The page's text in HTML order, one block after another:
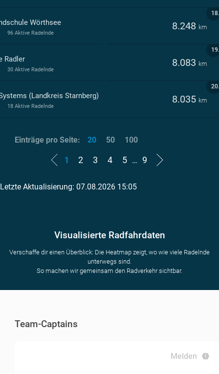
18.
Wörthsee 8.248 km
96 Aktive Radelnde
19.
Radler 8.083 km
30 Aktive Radelnde
20.
(Landkreis Starnberg) 8.035 km
18 Aktive Radelnde
1 2 3 4 5 … 9
Letzte Aktualisierung: 07.08.2026 15:05
Einträge pro Seite: 20 50 100
Visualisierte Radfahrdaten
Verschaffe dir einen Überblick: Die Heatmap zeigt, wo wie viele Radelnde
unterwegs sind.
So machen wir gemeinsam den Radverkehr sichtbar.
Team-Captains
Melden